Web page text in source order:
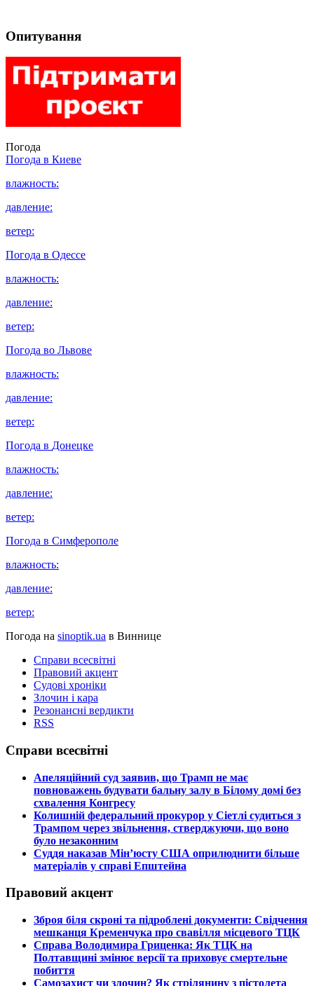
Опитування
Погода
Погода в Киеве
влажность:
давление:
ветер:
Погода в Одессе
влажность:
давление:
ветер:
Погода во Львове
влажность:
давление:
ветер:
Погода в Донецке
влажность:
давление:
ветер:
Погода в Симферополе
влажность:
давление:
ветер:
Погода на sinoptik.ua в Виннице
Справи всесвітні
Правовий акцент
Судові хроніки
Злочин і кара
Резонансні вердикти
RSS
Справи всесвітні
​Апеляційний суд заявив, що Трамп не має
повноважень будувати бальну залу в Білому домі без
схвалення Конгресу
​Колишній федеральний прокурор у Сіетлі судиться з
Трампом через звільнення, стверджуючи, що воно
було незаконним
​Суддя наказав Мін’юсту США оприлюднити більше
матеріалів у справі Епштейна
Правовий акцент
​Зброя біля скроні та підроблені документи: Свідчення
мешканця Кременчука про свавілля місцевого ТЦК
​Справа Володимира Гриценка: Як ТЦК на
Полтавщині змінює версії та приховує смертельне
побиття
​Самозахист чи злочин? Як стрілянину з пістолета